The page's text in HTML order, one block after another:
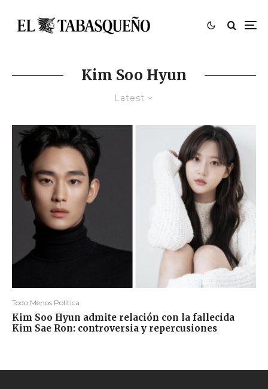
Kim Soo Hyun
Latest
Todo Menos Política
Kim Soo Hyun admite relación con la fallecida
Kim Sae Ron: controversia y repercusiones